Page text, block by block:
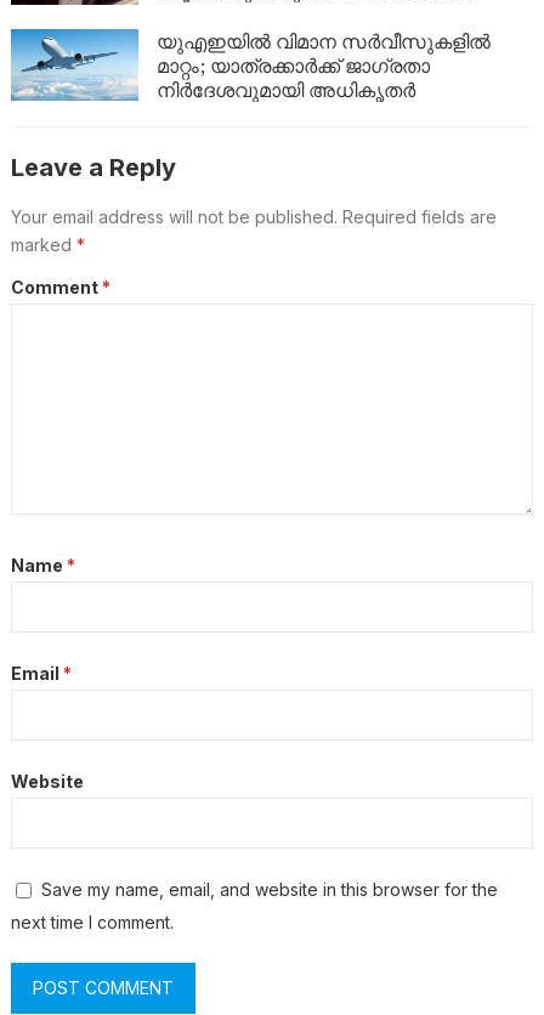
പോലീസ്
യുഎഇയിൽ വിമാന സർവീസുകളിൽ
മാറ്റം; യാത്രക്കാർക്ക് ജാഗ്രതാ
നിർദേശവുമായി അധികൃതർ
Leave a Reply
Your email address will not be published. Required fields are
marked *
Comment *
Name *
Email *
Website
Save my name, email, and website in this browser for the
next time I comment.